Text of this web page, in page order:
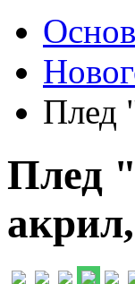
Плед
Плед
акрил,